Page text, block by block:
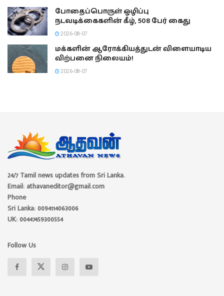
போதைப்பொருள் ஒழிப்பு
நடவடிக்கைகளின் கீழ், 508 பேர் கைது
2026-08-07
மக்களின் ஆரோக்கியத்துடன் விளையாடிய
விற்பனை நிலையம்!
2026-08-07
24/7 Tamil news updates from Sri Lanka.
Email: athavaneditor@gmail.com
Phone
Sri Lanka: 0094114063006
UK: 00447459300554
Follow Us